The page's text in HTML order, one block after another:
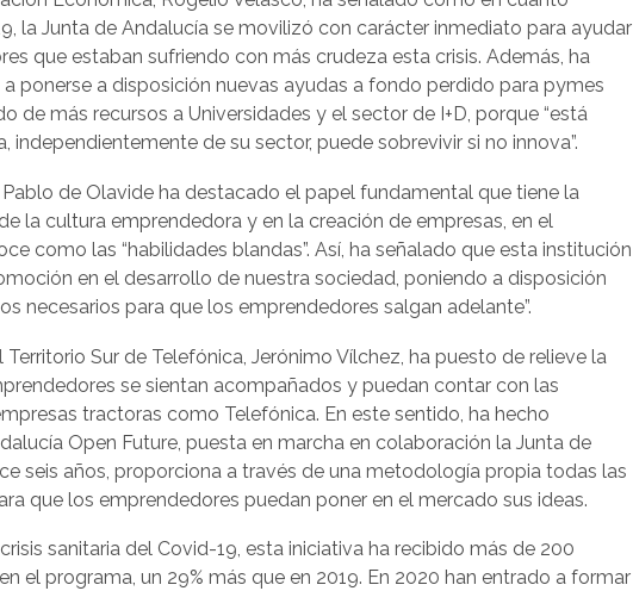
la Junta de Andalucía se movilizó con carácter inmediato para ayudar
que estaban sufriendo con más crudeza esta crisis. Además, ha
ponerse a disposición nuevas ayudas a fondo perdido para pymes
de más recursos a Universidades y el sector de I+D, porque “está
independientemente de su sector, puede sobrevivir si no innova”.
de Olavide ha destacado el papel fundamental que tiene la
la cultura emprendedora y en la creación de empresas, en el
como las “habilidades blandas”. Así, ha señalado que esta institución
en el desarrollo de nuestra sociedad, poniendo a disposición
necesarios para que los emprendedores salgan adelante”.
Sur de Telefónica, Jerónimo Vílchez, ha puesto de relieve la
se sientan acompañados y puedan contar con las
tractoras como Telefónica. En este sentido, ha hecho
Open Future, puesta en marcha en colaboración la Junta de
seis años, proporciona a través de una metodología propia todas las
que los emprendedores puedan poner en el mercado sus ideas.
sanitaria del Covid-19, esta iniciativa ha recibido más de 200
el programa, un 29% más que en 2019. En 2020 han entrado a formar